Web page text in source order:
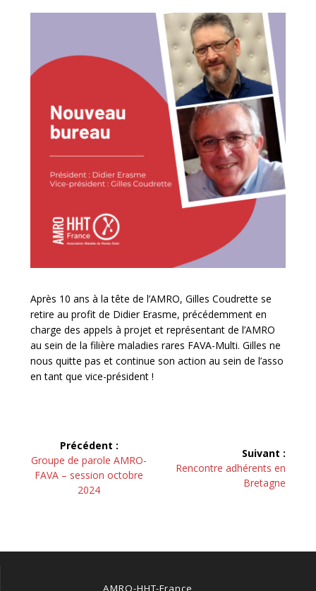
Après 10 ans à la tête de l’AMRO, Gilles Coudrette se
retire au profit de Didier Erasme, précédemment en
charge des appels à projet et représentant de l’AMRO
au sein de la filière maladies rares FAVA-Multi. Gilles ne
nous quitte pas et continue son action au sein de l’asso
en tant que vice-président !
Navigation
de
l’article
Précédent :
Article
précédent :
Groupe de parole AMRO-
FAVA – session octobre
2024
Suivant :
Article
Rencontre adhérents en
Bretagne
AMRO-HHT-France